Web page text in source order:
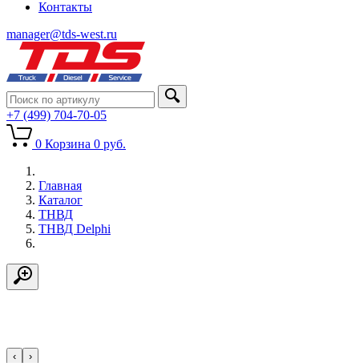
Контакты
manager@tds-west.ru
+7 (499) 704-70-05
0 Корзина 0 руб.
Главная
Каталог
ТНВД
ТНВД Delphi
‹ ›